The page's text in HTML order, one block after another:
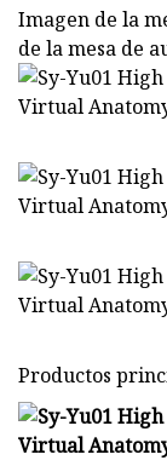
Imagen de la
de la mesa de
Productos